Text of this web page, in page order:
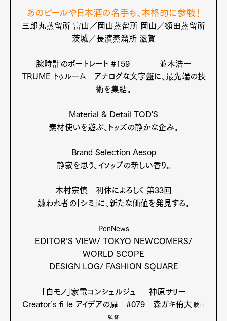
GourmetCars
Product CultureLifestyle
Pen Membership
Magazine
Contact
Pen Meet
あのビールや日本酒の名手も、本格的に参戦！
三郎丸蒸留所 富山／岡山蒸留所 岡山／額田蒸留所
茨城／長濱蒸溜所 滋賀
腕時計のポートレート #159 ─── 並木浩一
TRUME トゥルーム アナログな文字盤に、最先端の技
術を集結。
Material & Detail TOD'S
素材使いを遊ぶ、トッズの静かな企み。
Brand Selection Aesop
静寂を思う、イソップの新しい香り。
木村宗慎 利休によろしく 第33回
嫌われ者の「シミ」に、新たな価値を発見する。
PenNews
EDITOR’S VIEW/ TOKYO NEWCOMERS/
WORLD SCOPE
DESIGN LOG/ FASHION SQUARE
「白モノ」家電コンシェルジュ ─ 神原サリー
Creator’s fi le アイデアの扉 #079 森ガキ侑大 映画
監督